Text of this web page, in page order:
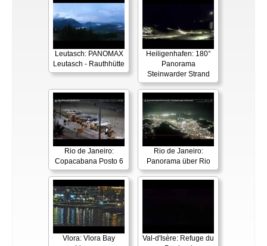
Leutasch: PANOMAX
Leutasch - Rauthhütte
Heiligenhafen: 180°
Panorama
Steinwarder Strand
Rio de Janeiro:
Copacabana Posto 6
Rio de Janeiro:
Panorama über Rio
Vlora: Vlora Bay
Val-d'Isère: Refuge du